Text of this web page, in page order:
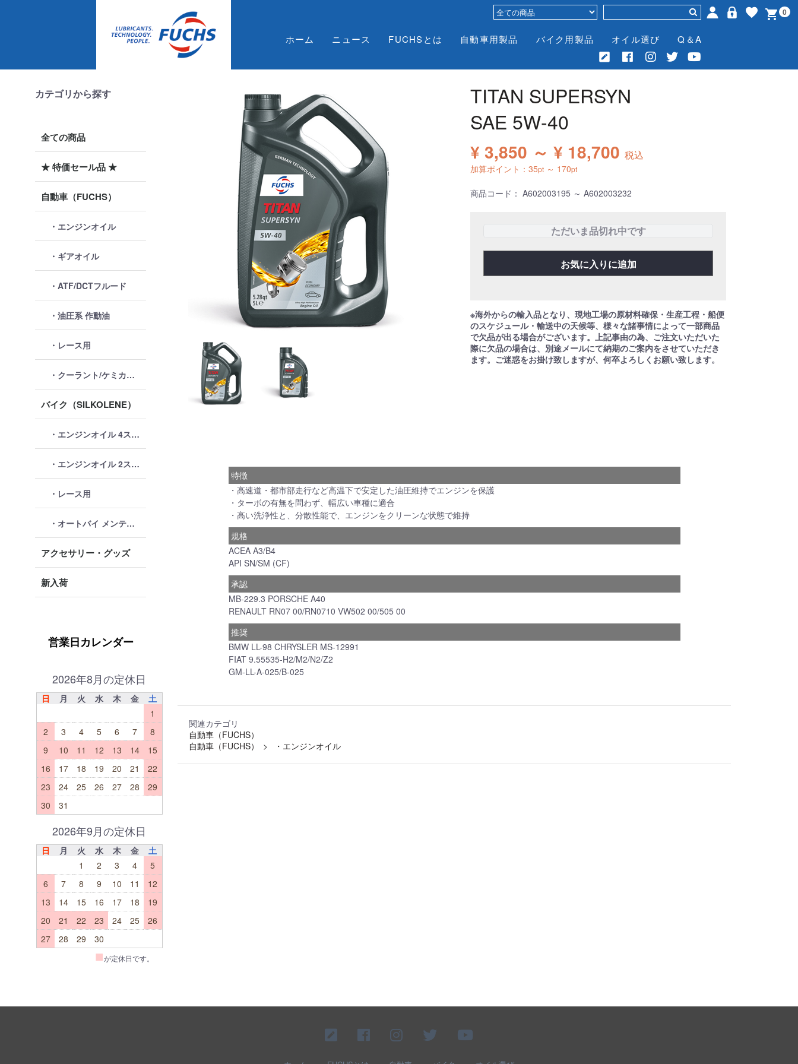
0
ホーム ニュース FUCHSとは 自動車用製品 バイク用製品 オイル選び Q＆A
カテゴリから探す
全ての商品
★ 特価セール品 ★
自動車（FUCHS）
・エンジンオイル
・ギアオイル
・ATF/DCTフルード
・油圧系 作動油
・レース用
・クーラント/ケミカル類
バイク（SILKOLENE）
・エンジンオイル 4ストローク
・エンジンオイル 2ストローク
・レース用
・オートバイ メンテナンス
アクセサリー・グッズ
新入荷
営業日カレンダー
2026年8月の定休日
日 月 火 水 木 金
土
1
2
3 4 5 6 7
8
9
10 11 12 13 14
15
16
17 18 19 20 21
22
23
24 25 26 27 28
29
30
31
2026年9月の定休日
日 月 火 水 木 金
土
1
2 3 4
5
6
7 8 9 10 11
12
13
14 15 16 17 18
19
20
21 22 23 24 25
26
27
28 29 30
■が定休日です。
TITAN SUPERSYN
SAE 5W-40
¥ 3,850 ～ ¥ 18,700 税込
加算ポイント： 35pt～ 170pt
商品コード： A602003195 ～ A602003232
ただいま品切れ中です
お気に入りに追加
※海外からの輸入品となり、現地工場の原材料確保・生産工程・船便
のスケジュール・輸送中の天候等、様々な諸事情によって一部商品
で欠品が出る場合がございます。上記事由の為、ご注文いただいた
際に欠品の場合は、別途メールにて納期のご案内をさせていただき
ます。ご迷惑をお掛け致しますが、何卒よろしくお願い致します。
特徴
・高速道・都市部走行など高温下で安定した油圧維持でエンジンを保護
・ターボの有無を問わず、幅広い車種に適合
・高い洗浄性と、分散性能で、エンジンをクリーンな状態で維持
規格
ACEA A3/B4
API SN/SM (CF)
承認
MB-229.3 PORSCHE A40
RENAULT RN07 00/RN0710 VW502 00/505 00
推奨
BMW LL-98 CHRYSLER MS-12991
FIAT 9.55535-H2/M2/N2/Z2
GM-LL-A-025/B-025
関連カテゴリ
自動車（FUCHS）
自動車（FUCHS）
・エンジンオイル